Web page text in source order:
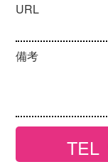
URL
備考
TEL